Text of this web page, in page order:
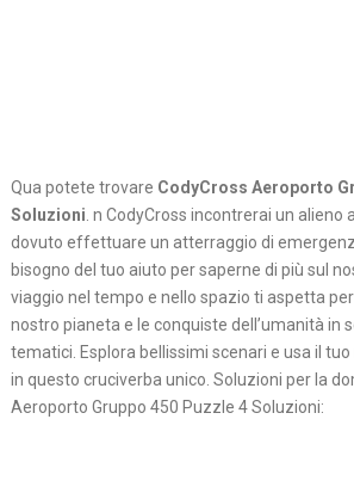
Qua potete trovare CodyCross Aeroporto
Soluzioni. n CodyCross incontrerai un alieno
dovuto effettuare un atterraggio di
bisogno del tuo aiuto per saperne di più sul
viaggio nel tempo e nello spazio ti aspetta
nostro pianeta e le conquiste dell’umanità in
tematici. Esplora bellissimi scenari e usa il
in questo cruciverba unico. Soluzioni per la
Aeroporto Gruppo 450 Puzzle 4 Soluzioni: